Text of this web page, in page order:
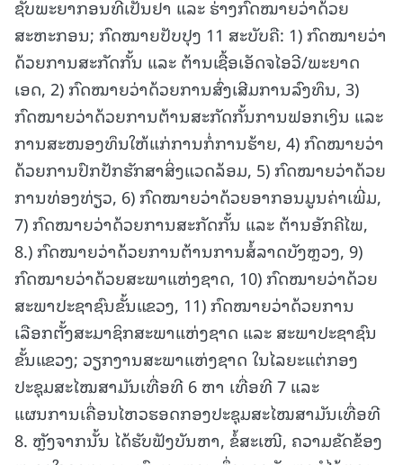
ຊັບພະຍາກອນທີ່ເປັນຢາ ແລະ ຮ່າງກົດໝາຍວ່າດ້ວຍ
ສະຫະກອນ; ກົດໝາຍປັບປຸງ 11 ສະບັບຄື: 1) ກົດໝາຍວ່າ
ດ້ວຍການສະກັດກັ້ນ ແລະ ຕ້ານເຊື້ອເອັດຈໄອວີ/ພະຍາດ
ເອດ, 2) ກົດໝາຍວ່າດ້ວຍການສົ່ງເສີມການລົງທຶນ, 3)
ກົດໝາຍວ່າດ້ວຍການຕ້ານສະກັດກັ້ນການຟອກເງິນ ແລະ
ການສະໜອງທຶນໃຫ້ແກ່ການກໍ່ການຮ້າຍ, 4) ກົດໝາຍວ່າ
ດ້ວຍການປົກປັກຮັກສາສິ່ງແວດລ້ອມ, 5) ກົດໝາຍວ່າດ້ວຍ
ການທ່ອງທ່ຽວ, 6) ກົດໝາຍວ່າດ້ວຍອາກອນມູນຄ່າເພີ່ມ,
7) ກົດໝາຍວ່າດ້ວຍການສະກັດກັ້ນ ແລະ ຕ້ານອັກຄີໄພ,
8.) ກົດໝາຍວ່າດ້ວຍການຕ້ານການສໍ້ລາດບັງຫຼວງ, 9)
ກົດໝາຍວ່າດ້ວຍສະພາແຫ່ງຊາດ, 10) ກົດໝາຍວ່າດ້ວຍ
ສະພາປະຊາຊົນຂັ້ນແຂວງ, 11) ກົດໝາຍວ່າດ້ວຍການ
ເລືອກຕັ້ງສະມາຊິກສະພາແຫ່ງຊາດ ແລະ ສະພາປະຊາຊົນ
ຂັ້ນແຂວງ; ວຽກງານສະພາແຫ່ງຊາດ ໃນໄລຍະແຕ່ກອງ
ປະຊຸມສະໄໝສາມັນເທື່ອທີ 6 ຫາ ເທື່ອທີ 7 ແລະ
ແຜນການເຄື່ອນໄຫວຮອດກອງປະຊຸມສະໄໝສາມັນເທື່ອທີ
8. ຫຼັງຈາກນັ້ນ ໄດ້ຮັບຟັງບັນຫາ, ຂໍ້ສະເໜີ, ຄວາມຂັດຂ້ອງ